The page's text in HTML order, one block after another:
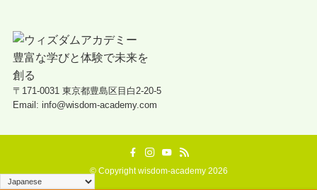
〒171-0031 東京都豊島区目白2-20-5
Email: info@wisdom-academy.com
©Copyright wisdom-academy 2026